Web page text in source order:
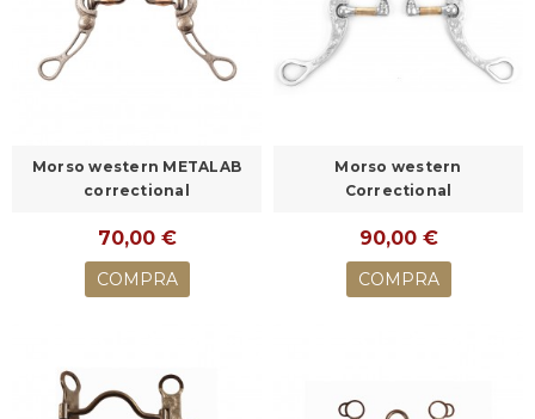
Morso western METALAB
correctional
70,00 €
COMPRA
Morso western
Correctional
90,00 €
COMPRA